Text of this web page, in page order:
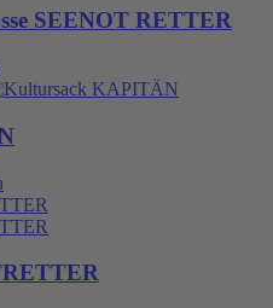
der
werden
SEENOT RETTER
Produkt
weist
Varianten